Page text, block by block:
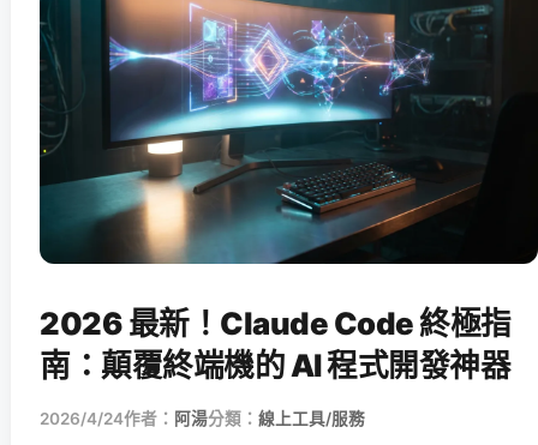
2026 最新！Claude Code 終極指
南：顛覆終端機的 AI 程式開發神器
2026/4/24作者： 阿湯分類： 線上工具/服務